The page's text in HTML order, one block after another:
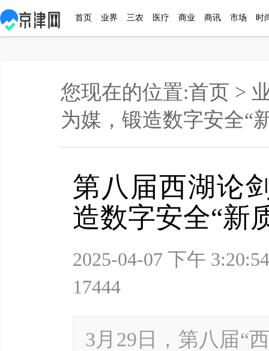
首页 业界 三农 医疗 商业 商讯 市场 时
您现在的位置:首页 >
为媒，锻造数字安全“
第八届西湖论
造数字安全“新
2025-04-07 下午
17444
3月29日，第八届“